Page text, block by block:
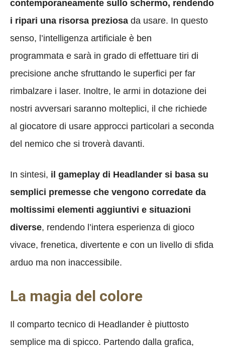
contemporaneamente sullo schermo, rendendo
i ripari una risorsa preziosa da usare. In questo
senso, l’intelligenza artificiale è ben
programmata e sarà in grado di effettuare tiri di
precisione anche sfruttando le superfici per far
rimbalzare i laser. Inoltre, le armi in dotazione dei
nostri avversari saranno molteplici, il che richiede
al giocatore di usare approcci particolari a seconda
del nemico che si troverà davanti.
In sintesi, il gameplay di Headlander si basa su
semplici premesse che vengono corredate da
moltissimi elementi aggiuntivi e situazioni
diverse, rendendo l’intera esperienza di gioco
vivace, frenetica, divertente e con un livello di sfida
arduo ma non inaccessibile.
La magia del colore
Il comparto tecnico di Headlander è piuttosto
semplice ma di spicco. Partendo dalla grafica,